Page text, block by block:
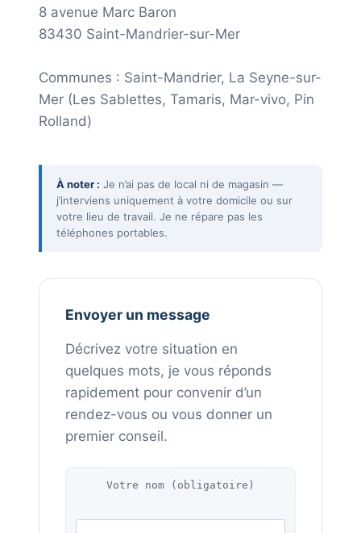
8 avenue Marc Baron
83430 Saint-Mandrier-sur-Mer
Communes : Saint-Mandrier, La Seyne-sur-
Mer (Les Sablettes, Tamaris, Mar-vivo, Pin
Rolland)
À noter : Je n’ai pas de local ni de magasin —
j’interviens uniquement à votre domicile ou sur
votre lieu de travail. Je ne répare pas les
téléphones portables.
Envoyer un message
Décrivez votre situation en
quelques mots, je vous réponds
rapidement pour convenir d’un
rendez-vous ou vous donner un
premier conseil.
Votre nom (obligatoire)